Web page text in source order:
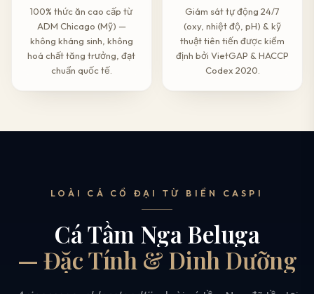
100% thức ăn cao cấp từ
ADM Chicago (Mỹ) —
không kháng sinh, không
hoá chất tăng trưởng, đạt
chuẩn quốc tế.
Giám sát tự động 24/7
(oxy, nhiệt độ, pH) & kỹ
thuật tiên tiến được kiểm
định bởi VietGAP & HACCP
Codex 2020.
LOÀI CÁ CỔ ĐẠI TỪ BIỂN CASPI
Cá Tầm Nga Beluga
— Đặc Tính & Dinh Dưỡng